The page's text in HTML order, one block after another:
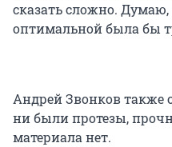
сказать сложно.
оптимальной была бы
Андрей Звонков также
ни были протезы,
материала нет.